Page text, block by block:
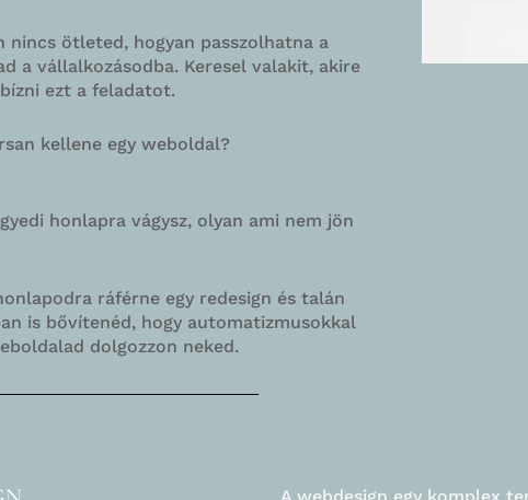
nincs ötleted, hogyan passzolhatna a
a vállalkozásodba. Keresel valakit, akire
ezt a feladatot.
kellene egy weboldal?
honlapra vágysz, olyan ami nem jön
ráférne egy redesign és talán
is bővítenéd, hogy automatizmusokkal
dolgozzon neked.